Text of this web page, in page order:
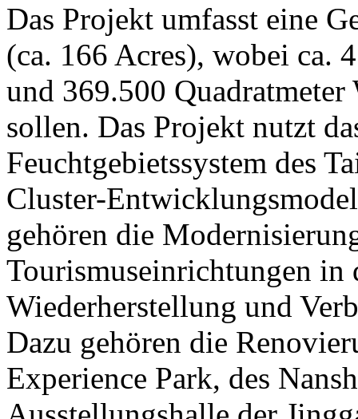
Das Projekt umfasst eine
(ca. 166 Acres), wobei ca.
und 369.500 Quadratmeter
sollen. Das Projekt nutzt
Feuchtgebietssystem des
Cluster-
gehören die
Tourismuseinrichtungen
Wiederherstellung und
Dazu gehören die
Experience Park, des